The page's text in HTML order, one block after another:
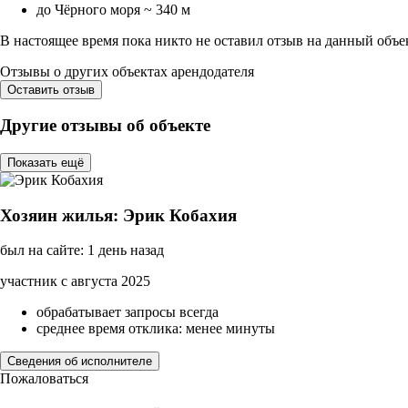
до Чёрного моря ~ 340 м
В настоящее время пока никто не оставил отзыв на данный
Отзывы о других объектах арендодателя
Оставить отзыв
Другие отзывы об объекте
Показать ещё
Хозяин жилья: Эрик Кобахия
был на сайте: 1 день назад
участник с августа 2025
обрабатывает запросы всегда
среднее время отклика: менее минуты
Сведения об исполнителе
Пожаловаться